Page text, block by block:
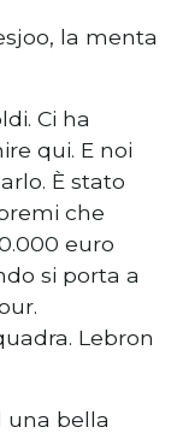
la menta
Ci ha
qui. E noi
È stato
che
euro
si porta a
Lebron
una bella